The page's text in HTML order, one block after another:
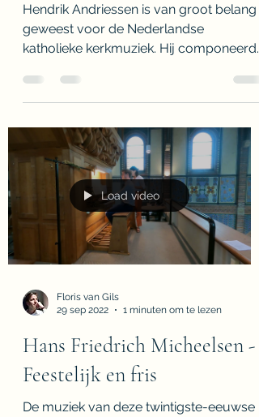
menselijke zwakte'
Hendrik Andriessen is van groot belang
katholieke kerkmuziek. Hij componeerde
talloze werken voor de liturgie.
Load video
Floris van Gils
29 sep 2022
1 minuten om te lezen
Hans Friedrich Micheelsen -